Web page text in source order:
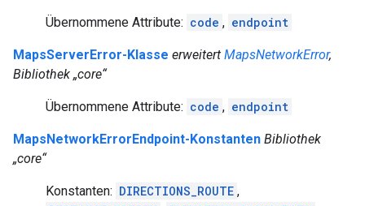
Übernommene Attribute: code , endpoint
MapsServerError-Klasse erweitert MapsNetworkError,
Bibliothek „core“
Übernommene Attribute: code , endpoint
MapsNetworkErrorEndpoint-Konstanten Bibliothek
„core“
Konstanten: DIRECTIONS_ROUTE ,